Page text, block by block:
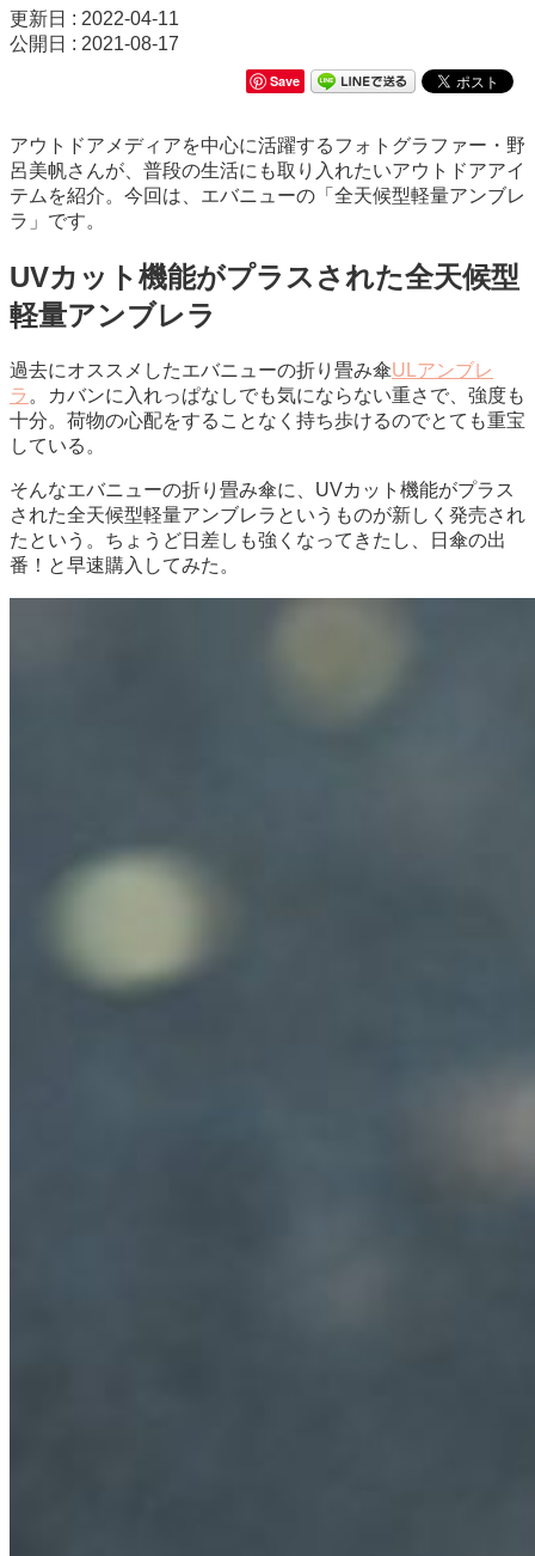
更新日 : 2022-04-11
公開日 : 2021-08-17
Save
アウトドアメディアを中心に活躍するフォトグラファー・野
呂美帆さんが、普段の生活にも取り入れたいアウトドアアイ
テムを紹介。今回は、エバニューの「全天候型軽量アンブレ
ラ」です。
UVカット機能がプラスされた全天候型
軽量アンブレラ
過去にオススメしたエバニューの折り畳み傘ULアンブレ
ラ 。カバンに入れっぱなしでも気にならない重さで、強度も
十分。荷物の心配をすることなく持ち歩けるのでとても重宝
している。
そんなエバニューの折り畳み傘に、UVカット機能がプラス
された全天候型軽量アンブレラというものが新しく発売され
たという。ちょうど日差しも強くなってきたし、日傘の出
番！と早速購入してみた。